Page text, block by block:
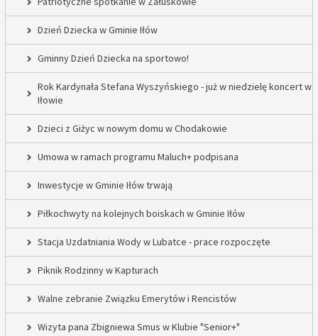
Dzień Dziecka w Gminie Iłów
Gminny Dzień Dziecka na sportowo!
Rok Kardynała Stefana Wyszyńskiego - już w niedzielę koncert w
Iłowie
Dzieci z Giżyc w nowym domu w Chodakowie
Umowa w ramach programu Maluch+ podpisana
Inwestycje w Gminie Iłów trwają
Piłkochwyty na kolejnych boiskach w Gminie Iłów
Stacja Uzdatniania Wody w Lubatce - prace rozpoczęte
Piknik Rodzinny w Kapturach
Walne zebranie Związku Emerytów i Rencistów
Wizyta pana Zbigniewa Smus w Klubie "Senior+"